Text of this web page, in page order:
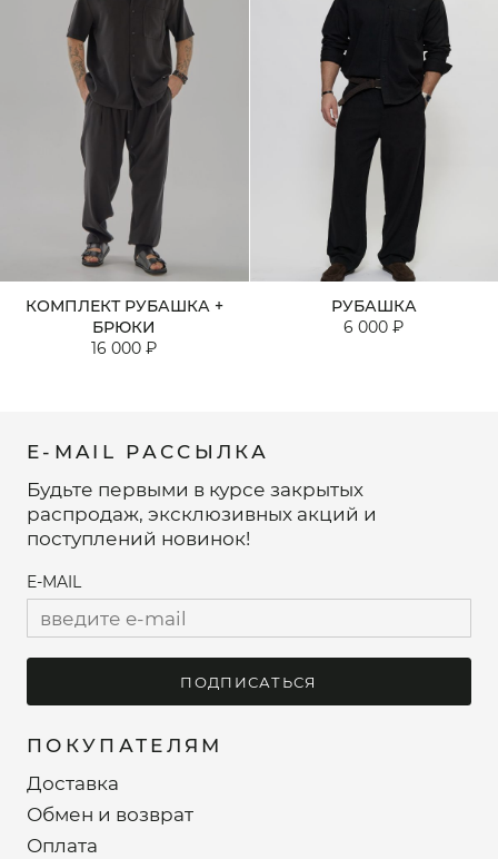
КОМПЛЕКТ РУБАШКА +
БРЮКИ
16 000 ₽
РУБАШКА
6 000 ₽
ПОКУПАТЕЛЯМ
Доставка
Обмен и возврат
Оплата
E-MAIL РАССЫЛКА
Будьте первыми в курсе закрытых
распродаж, эксклюзивных акций и
поступлений новинок!
E-MAIL
ПОДПИСАТЬСЯ